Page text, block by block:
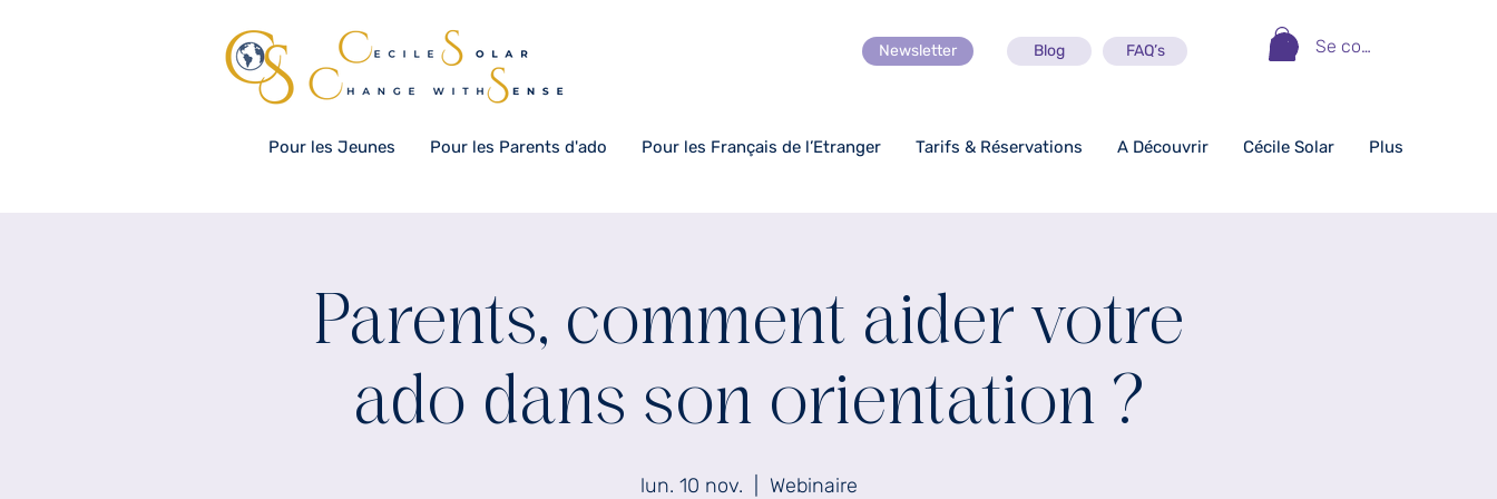
Se connecter
Newsletter Blog FAQ’s
Pour les Jeunes Pour les Parents d'ado Pour les Français de l’Etranger Tarifs & Réservations A Découvrir Cécile Solar Plus
Parents, comment aider votre
ado dans son orientation ?
lun. 10 nov. Webinaire